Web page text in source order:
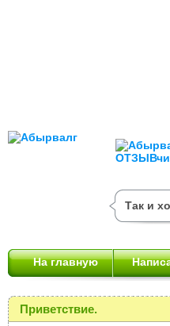
Так и
На главную
Приветствие.